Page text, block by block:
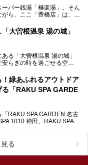
パー銭湯「極楽湯」。そん
ら、ここ「豊橋店」は、お
大曽根温泉 湯の城」
る「大曽根温泉 湯の城」
らぎの時を過ごせる空
緑あふれるアウトドア
「RAKU SPA GARDE
RAKU SPA GARDEN 名古
1010 神田、RAKU SPA
る